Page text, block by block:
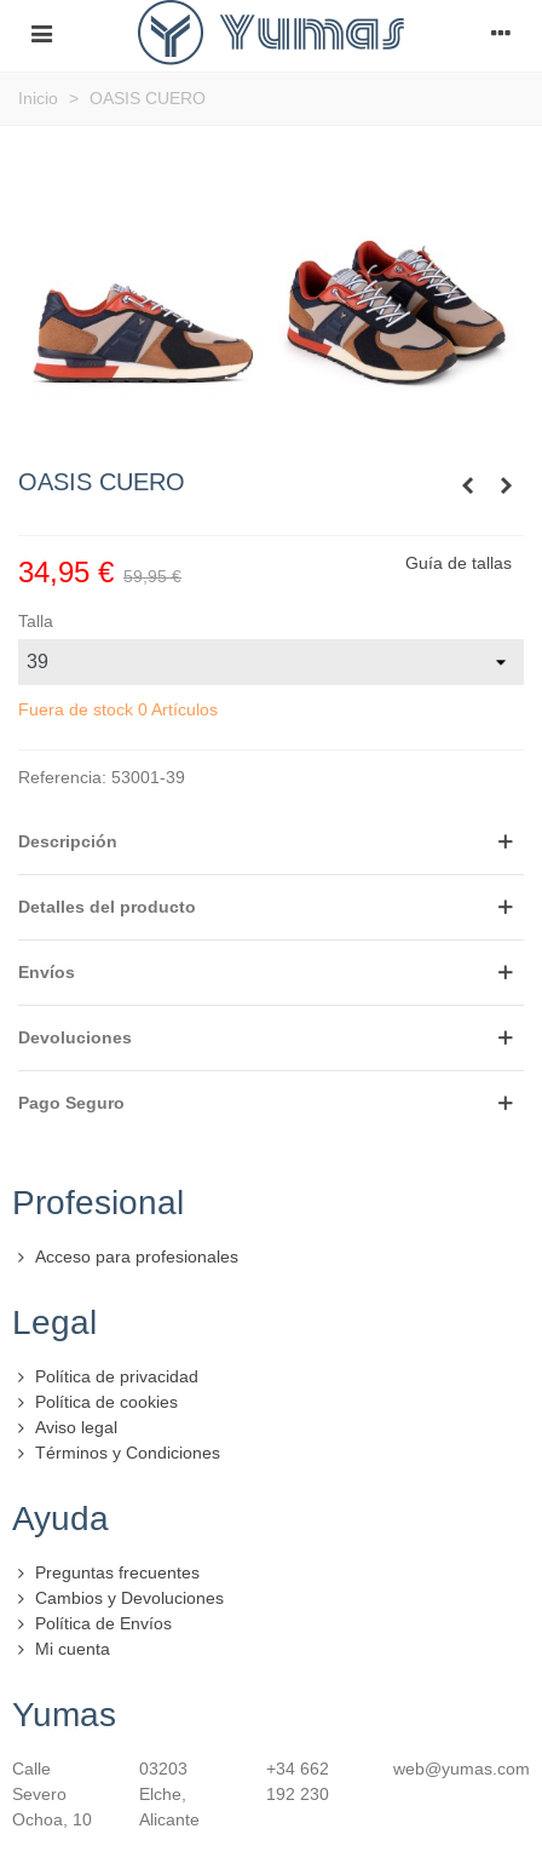
Inicio > OASIS CUERO
OASIS CUERO
34,95 € 59,95 €
Guía de tallas
Talla
Fuera de stock 0 Artículos
Referencia: 53001-39
Descripción
Detalles del producto
Envíos
Devoluciones
Pago Seguro
Yumas
Calle
Severo
Ochoa, 10
03203
Elche,
Alicante
+34 662
192 230
web@yumas.com
Ayuda
Preguntas frecuentes
Cambios y Devoluciones
Política de Envíos
Mi cuenta
Legal
Política de privacidad
Política de cookies
Aviso legal
Términos y Condiciones
Profesional
Acceso para profesionales